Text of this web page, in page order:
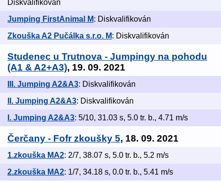
Diskvalifikován
Jumping FirstAnimal M: Diskvalifikován
Zkouška A2 Pučálka s.r.o. M: Diskvalifikován
Studenec u Trutnova - Jumpingy na pohodu
(A1 & A2+A3), 19. 09. 2021
III. Jumping A2&A3: Diskvalifikován
II. Jumping A2&A3: Diskvalifikován
I. Jumping A2&A3: 5/10, 31.03 s, 5.0 tr. b., 4.71 m/s
Čerčany - Fofr zkoušky 5, 18. 09. 2021
1.zkouška MA2: 2/7, 38.07 s, 5.0 tr. b., 5.2 m/s
2.zkouška MA2: 1/7, 34.18 s, 0.0 tr. b., 5.41 m/s